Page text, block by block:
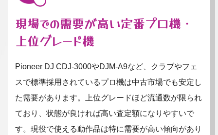
現場での需要が高い定番プロ機・
上位グレード機
Pioneer DJ CDJ-3000やDJM-A9など、クラブやフェ
スで標準採用されているプロ機は中古市場でも安定し
た需要があります。上位グレードほど流通数が限られ
ており、状態が良ければ高い査定額になりやすいで
す。現役で使える動作品は特に需要が高い傾向があり